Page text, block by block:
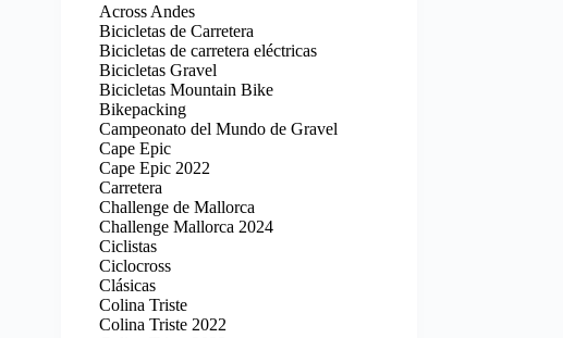
Across Andes
Bicicletas de Carretera
Bicicletas de carretera eléctricas
Bicicletas Gravel
Bicicletas Mountain Bike
Bikepacking
Campeonato del Mundo de Gravel
Cape Epic
Cape Epic 2022
Carretera
Challenge de Mallorca
Challenge Mallorca 2024
Ciclistas
Ciclocross
Clásicas
Colina Triste
Colina Triste 2022